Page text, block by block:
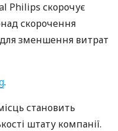
Philips скорочує
скорочення
зменшення витрат
.
становить
штату компанії.